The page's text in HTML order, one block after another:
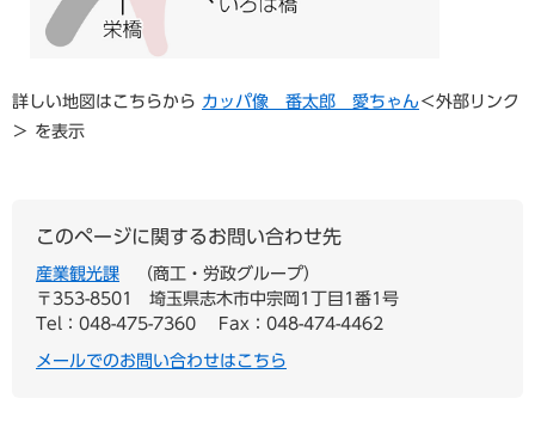
詳しい地図はこちらから カッパ像 番太郎 愛ちゃん ＜外部リンク
＞ を表示
このページに関するお問い合わせ先
産業観光課
商工・労政グループ
〒353-8501
埼玉県志木市中宗岡1丁目1番1号
Tel：048-475-7360
Fax：048-474-4462
メールでのお問い合わせはこちら